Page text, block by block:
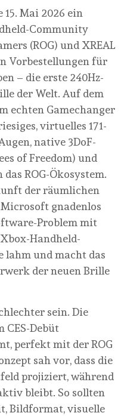
Mai 2026 ein
Community
(ROG) und XREAL
Vorbestellungen für
– die erste 240Hz-
der Welt. Auf dem
echten Gamechanger
virtuelles 171-
native 3DoF-
of Freedom) und
ROG-Ökosystem.
der räumlichen
gnadenlos
Problem mit
Handheld-
lahm und macht das
der neuen Brille
sein. Die
CES-Debüt
perfekt mit der ROG
sah vor, dass die
projiziert, während
bleibt. So sollten
Bildformat, visuelle